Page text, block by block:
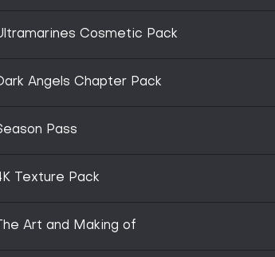
Cosmetic Pack
Angels Chapter Pack
Pass
Texture Pack
Art and Making of